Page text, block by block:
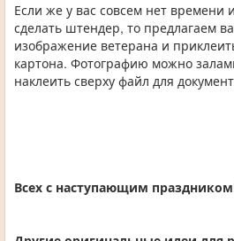
Если же у вас совсем нет времени
сделать штендер, то предлагаем
изображение ветерана и
картона. Фотографию можно
наклеить сверху файл для
Всех с наступающим